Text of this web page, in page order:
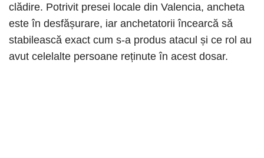
clădire. Potrivit presei locale din Valencia, ancheta
este în desfășurare, iar anchetatorii încearcă să
stabilească exact cum s-a produs atacul și ce rol au
avut celelalte persoane reținute în acest dosar.